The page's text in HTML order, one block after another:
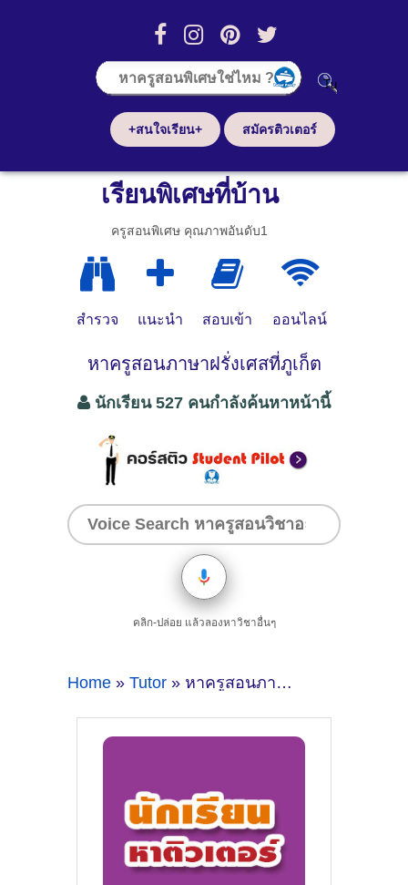
+สนใจเรียน+ สมัครติวเตอร์
เรียนพิเศษที่บ้าน
ครูสอนพิเศษ คุณภาพอันดับ1
สำรวจ แนะนำ สอบเข้า ออนไลน์
หาครูสอนภาษาฝรั่งเศสที่ภูเก็ต
นักเรียน 527 คนกำลังค้นหาหน้านี้
คลิก-ปล่อย แล้วลองหาวิชาอื่นๆ
Home » Tutor » หาครูสอนภาษาฝรั่งเศสที่ภูเก็ต